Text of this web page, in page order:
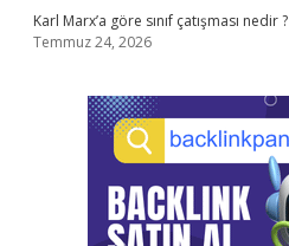
Karl Marx’a göre sınıf çatışması nedir ?
Temmuz 24, 2026